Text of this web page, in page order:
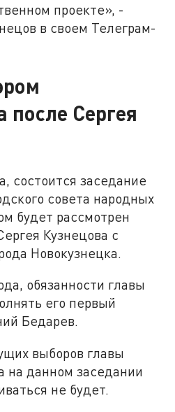
проекте», -
в своем Телеграм-
после Сергея
состоится заседание
совета народных
будет рассмотрен
Кузнецова с
Новокузнецка.
обязанности главы
его первый
Бедарев.
выборов главы
на данном заседании
не будет.